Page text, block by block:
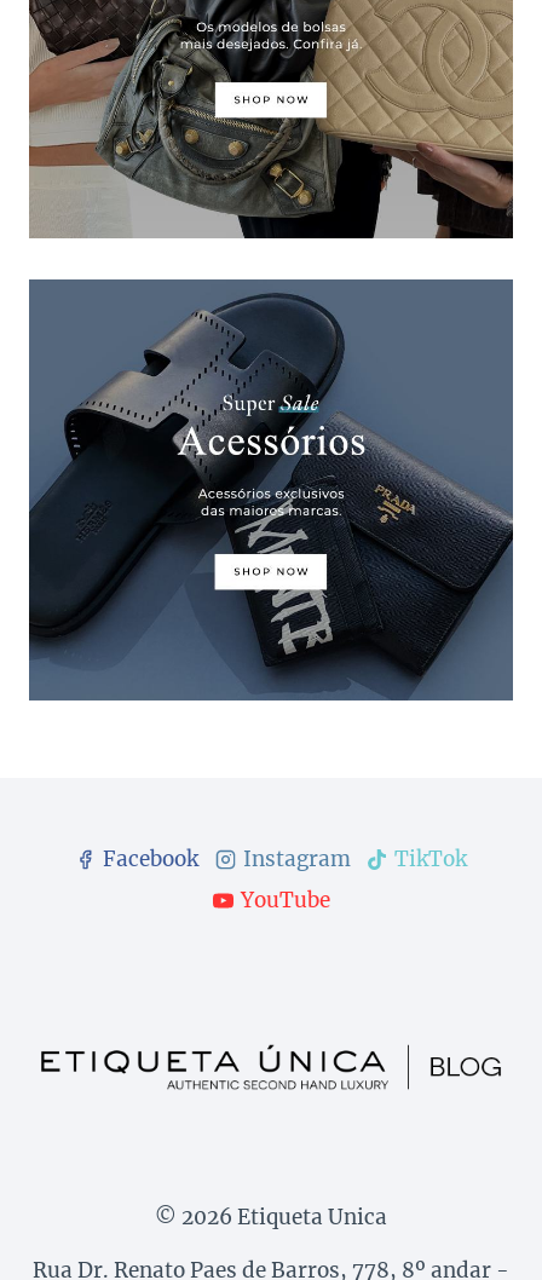
Facebook Instagram
TikTok
YouTube
© 2026 Etiqueta Unica
Rua Dr. Renato Paes de Barros, 778, 8º andar -